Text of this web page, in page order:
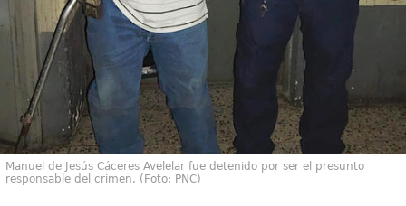
Manuel de Jesús Cáceres Avelelar fue detenido por ser el presunto
responsable del crimen. (Foto: PNC)